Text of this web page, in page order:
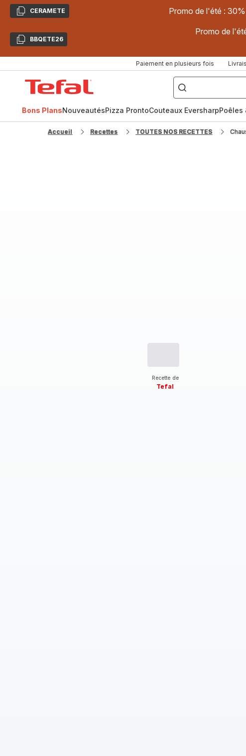
CopierCERAMETE Promo de l'été :
CopierBBQETE26
Promo de
Paiement en plusieurs fois
["Poêles
inox,
Cake
Factory,
Bons PlansNouveautésPizza ProntoCouteaux EversharpPoêles
Accueil Recettes TOUTES NOS RECETTES
Recette de
Tefal